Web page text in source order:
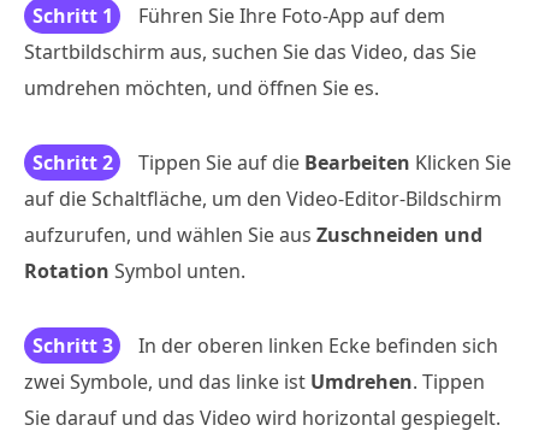
Schritt 1
Führen Sie Ihre Foto-App auf dem
Startbildschirm aus, suchen Sie das Video, das Sie
umdrehen möchten, und öffnen Sie es.
Schritt 2 Tippen Sie auf die Bearbeiten Klicken Sie
auf die Schaltfläche, um den Video-Editor-Bildschirm
aufzurufen, und wählen Sie aus Zuschneiden und
Rotation Symbol unten.
Schritt 3
In der oberen linken Ecke befinden sich
zwei Symbole, und das linke ist Umdrehen. Tippen
Sie darauf und das Video wird horizontal gespiegelt.